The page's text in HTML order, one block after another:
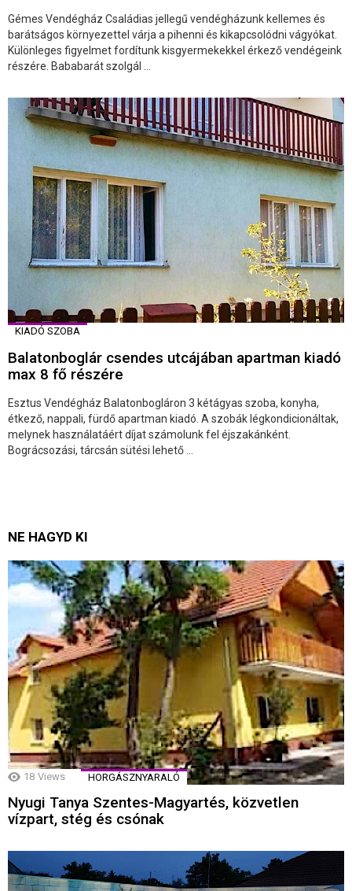
Gémes Vendégház Családias jellegű vendégházunk kellemes és
barátságos környezettel várja a pihenni és kikapcsolódni vágyókat.
Különleges figyelmet fordítunk kisgyermekekkel érkező vendégeink
részére. Bababarát szolgál ...
KIADÓ SZOBA
Balatonboglár csendes utcájában apartman kiadó
max 8 fő részére
Esztus Vendégház Balatonbogláron 3 kétágyas szoba, konyha,
étkező, nappali, fürdő apartman kiadó. A szobák légkondicionáltak,
melynek használatáért díjat számolunk fel éjszakánként.
Bográcsozási, tárcsán sütési lehető ...
NE HAGYD KI
18 Views HORGÁSZNYARALÓ
Nyugi Tanya Szentes-Magyartés, közvetlen
vízpart, stég és csónak